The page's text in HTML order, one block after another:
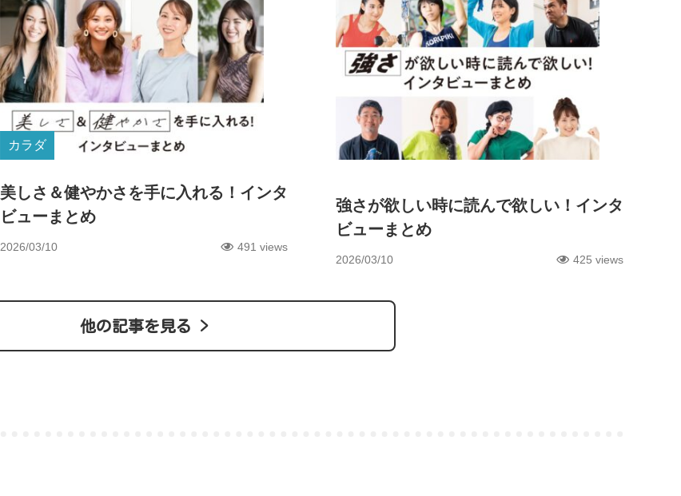
カラダ
美しさ＆健やかさを手に入れる！インタ
ビューまとめ
2026/03/10 491 views
強さが欲しい時に読んで欲しい！インタ
ビューまとめ
2026/03/10 425 views
他の記事を見る >